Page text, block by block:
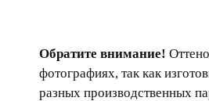
Обратите внимание!
фотографиях, так как
разных производственных